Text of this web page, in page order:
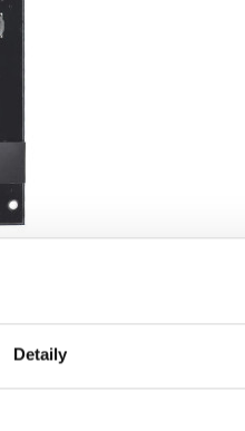
Detaily